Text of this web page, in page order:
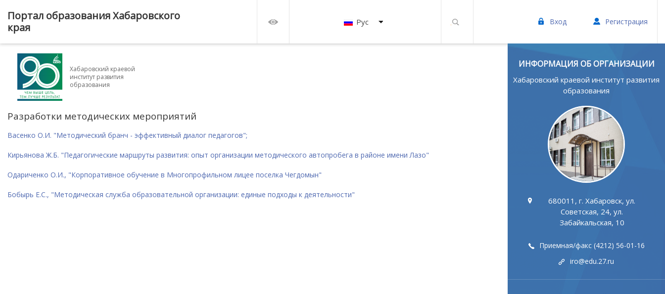
Портал образования Хабаровского
края
Рус Вход Регистрация
ИНФОРМАЦИЯ ОБ ОРГАНИЗАЦИИ
Хабаровский краевой институт развития
образования
680011, г. Хабаровск, ул.
Советская, 24, ул.
Забайкальская, 10
Приемная/факс (4212) 56-01-16
iro@edu.27.ru
Хабаровский краевой
институт развития
образования
Разработки методических мероприятий
Васенко О.И. "Методический бранч - эффективный диалог педагогов";
Кирьянова Ж.Б. "Педагогические маршруты развития: опыт организации методического автопробега в районе имени Лазо"
Одариченко О.И., "Корпоративное обучение в Многопрофильном лицее поселка Чегдомын"
Бобырь Е.С., "Методическая служба образовательной организации: единые подходы к деятельности"